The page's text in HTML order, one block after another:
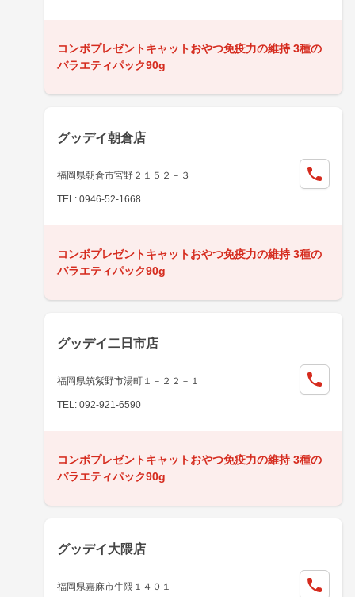
コンボプレゼントキャットおやつ免疫力の維持 3種の
バラエティパック90g
グッデイ朝倉店
福岡県朝倉市宮野２１５２－３
TEL: 0946-52-1668
コンボプレゼントキャットおやつ免疫力の維持 3種の
バラエティパック90g
グッデイ二日市店
福岡県筑紫野市湯町１－２２－１
TEL: 092-921-6590
コンボプレゼントキャットおやつ免疫力の維持 3種の
バラエティパック90g
グッデイ大隈店
福岡県嘉麻市牛隈１４０１